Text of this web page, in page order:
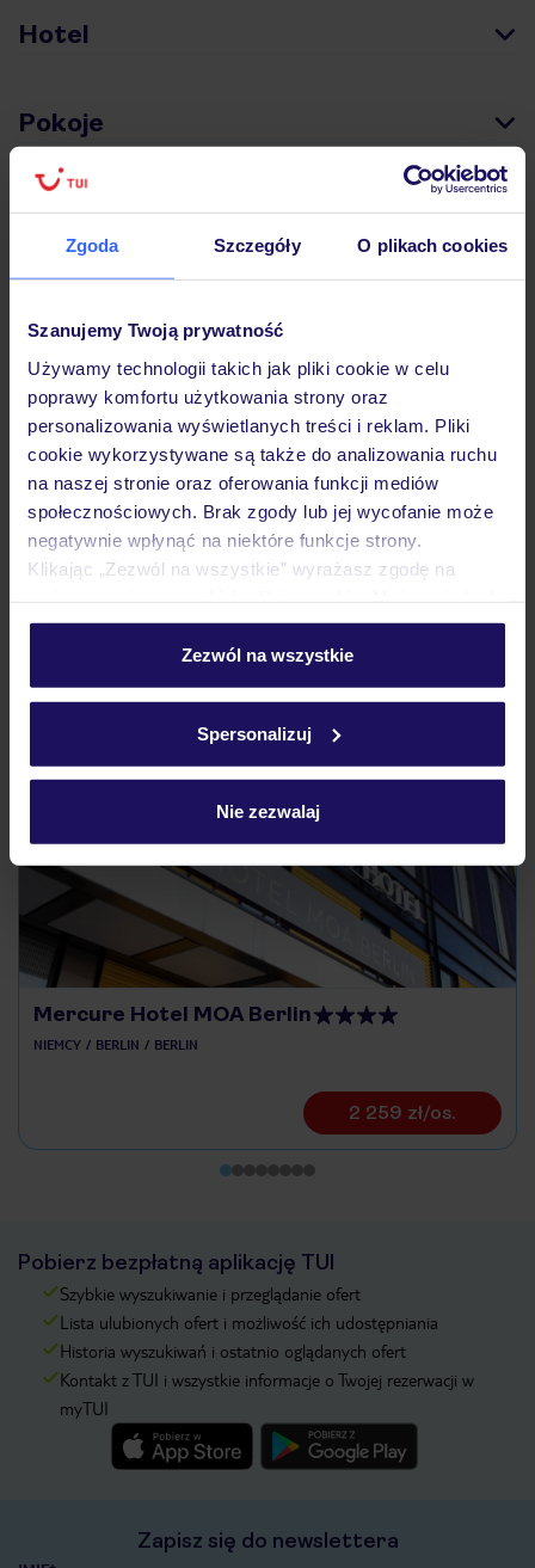
Zgoda Szczegóły O plikach cookies
Szanujemy Twoją prywatność
Używamy technologii takich jak pliki cookie w celu
poprawy komfortu użytkowania strony oraz
personalizowania wyświetlanych treści i reklam. Pliki
cookie wykorzystywane są także do analizowania ruchu
na naszej stronie oraz oferowania funkcji mediów
społecznościowych. Brak zgody lub jej wycofanie może
negatywnie wpłynąć na niektóre funkcje strony.
Klikając „Zezwól na wszystkie” wyrażasz zgodę na
personalizować swój wybór wchodząc w zakładkę
Szczegółowe informacje o plikach cookie znajdziesz
Zezwól na wszystkie
Spersonalizuj
Nie zezwalaj
Hotel
Pokoje
Wyżywienie
Ważne informacje
Często zadawane pytania
Jak zmienić uczestników/osobę zgłaszającą?
Czy w Hotelu będzie przedstawiciel TUI?
Zobacz więcej
Odkryj inne hotele w pobliżu
Mercure Hotel MOA Berlin
NIEMCY BERLIN BERLIN
2 259 zł/os.
Pobierz bezpłatną aplikację TUI
Szybkie wyszukiwanie i przeglądanie ofert
Lista ulubionych ofert i możliwość ich udostępniania
Historia wyszukiwań i ostatnio oglądanych ofert
Kontakt z TUI i wszystkie informacje o Twojej rezerwacji w
myTUI
Zapisz się do newslettera